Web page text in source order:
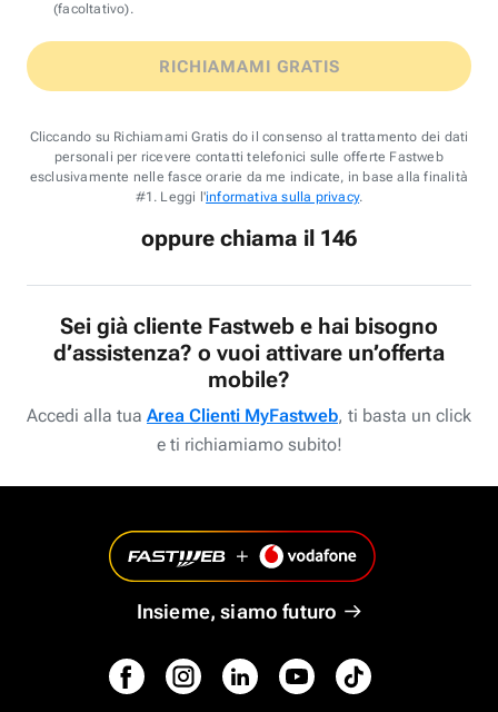
(facoltativo).
RICHIAMAMI GRATIS
Cliccando su Richiamami Gratis do il consenso al trattamento dei dati
personali per ricevere contatti telefonici sulle offerte Fastweb
esclusivamente nelle fasce orarie da me indicate, in base alla finalità
#1. Leggi l'informativa sulla privacy.
oppure chiama il 146
Sei già cliente Fastweb e hai bisogno
d’assistenza? o vuoi attivare un’offerta
mobile?
Accedi alla tua Area Clienti MyFastweb, ti basta un click
e ti richiamiamo subito!
Insieme, siamo futuro